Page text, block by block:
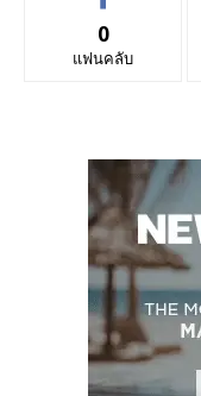
0
แฟนคลับ